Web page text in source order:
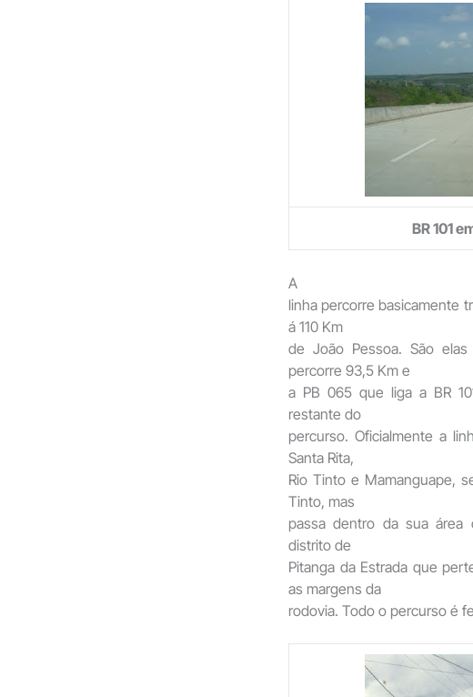
BR 101
A
linha percorre basicamente
á 110 Km
de João Pessoa. São
percorre 93,5 Km e
a PB 065 que liga a BR
restante do
percurso. Oficialmente a
Santa Rita,
Rio Tinto e Mamanguape,
Tinto, mas
passa dentro da sua área
distrito de
Pitanga da Estrada que
as margens da
rodovia. Todo o percurso é